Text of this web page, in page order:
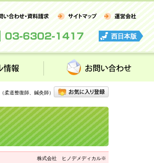
西日本版
お問い合わせ
柔道整復師、鍼灸師）
株式会社 ヒノデメディカル※